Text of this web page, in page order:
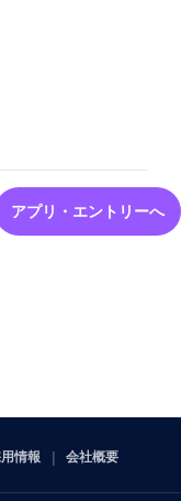
アプリ・エントリーへ
情報 会社概要